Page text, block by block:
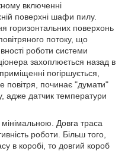
включенні
поверхні шафи пилу.
горизонтальних поверхонь
потоку, що
роботи системи
захоплюється назад в
погіршується,
повітря, починає "думати"
адже датчик температури
Довга траса
роботи. Більш того,
в коробі, то довгий короб